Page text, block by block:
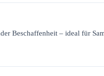
Beschaffenheit – ideal für